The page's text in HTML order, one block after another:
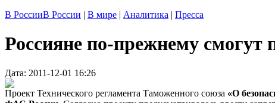
В РоссииВ России | В мире | Аналитика | Пресса
Россияне по-прежнему
Дата: 2011-12-01 16:26
Проект Технического регламента Таможенного союза «О